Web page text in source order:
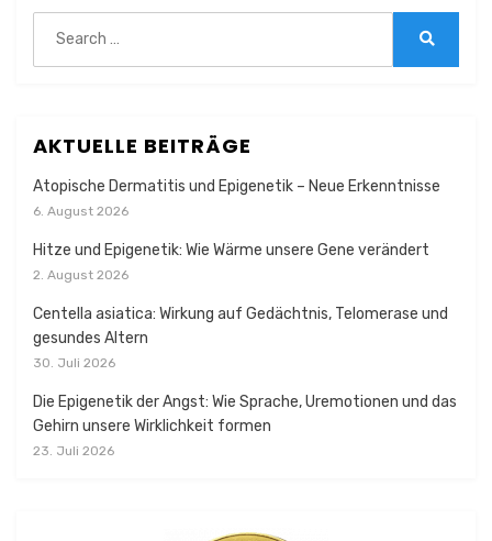
for:
AKTUELLE BEITRÄGE
Atopische Dermatitis und Epigenetik – Neue Erkenntnisse
6. August 2026
Hitze und Epigenetik: Wie Wärme unsere Gene verändert
2. August 2026
Centella asiatica: Wirkung auf Gedächtnis, Telomerase und
gesundes Altern
30. Juli 2026
Die Epigenetik der Angst: Wie Sprache, Uremotionen und das
Gehirn unsere Wirklichkeit formen
23. Juli 2026